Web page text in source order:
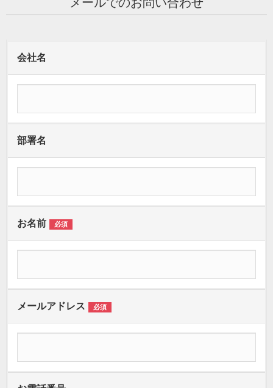
会社名
部署名
お名前 必須
メールアドレス 必須